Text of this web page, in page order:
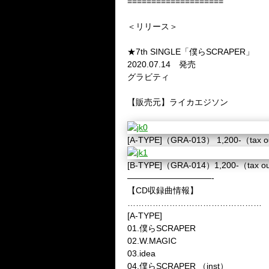
＜リリース＞
★7th SINGLE「僕らSCRAPER」
2020.07.14 発売
グラビティ
【販売元】ライカエジソン
[A-TYPE]（GRA-013） 1,200-（tax
[B-TYPE]（GRA-014）1,200-（tax
——————————-
【CD収録曲情報】
[A-TYPE]
01.僕らSCRAPER
02.W.MAGIC
03.idea
04.僕らSCRAPER （inst）